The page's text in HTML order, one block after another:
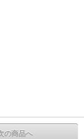
の商品へ